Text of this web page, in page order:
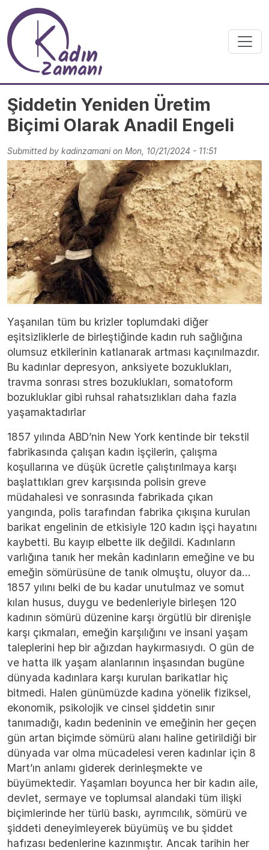
Skip to main content
Şiddetin Yeniden Üretim
Biçimi Olarak Anadil Engeli
Submitted by kadinzamani on Mon, 10/21/2024 - 11:51
Yaşanılan tüm bu krizler toplumdaki diğer
eşitsizliklerle de birleştiğinde kadın ruh sağlığına
olumsuz etkilerinin katlanarak artması kaçınılmazdır.
Bu kadınlar depresyon, anksiyete bozuklukları,
travma sonrası stres bozuklukları, somatoform
bozukluklar gibi ruhsal rahatsızlıkları daha fazla
yaşamaktadırlar
1857 yılında ABD’nin New York kentinde bir tekstil
fabrikasında çalışan kadın işçilerin, çalışma
koşullarına ve düşük ücretle çalıştırılmaya karşı
başlattıkları grev karşısında polisin greve
müdahalesi ve sonrasında fabrikada çıkan
yangında, polis tarafından fabrika çıkışına kurulan
barikat engelinin de etkisiyle 120 kadın işçi hayatını
kaybetti. Bu kayıp elbette ilk değildi. Kadınların
varlığına tanık her mekân kadınların emeğine ve bu
emeğin sömürüsüne de tanık olmuştu, oluyor da…
1857 yılını belki de bu kadar unutulmaz ve somut
kılan husus, duygu ve bedenleriyle birleşen 120
kadının sömürü düzenine karşı örgütlü bir direnişle
karşı çıkmaları, emeğin karşılığını ve insani yaşam
taleplerini hep bir ağızdan haykırmasıydı. O gün de
ve hatta ilk yaşam alanlarının inşasından bugüne
dünyada kadınlara karşı kurulan barikatlar hiç
bitmedi. Halen günümüzde kadına yönelik fiziksel,
ekonomik, psikolojik ve cinsel şiddetin sınır
tanımadığı, kadın bedeninin ve emeğinin her geçen
gün artan biçimde sömürü alanı haline getirildiği bir
dünyada var olma mücadelesi veren kadınlar için 8
Mart’ın anlamı giderek derinleşmekte ve
büyümektedir. Yaşamları boyunca her bir kadın aile,
devlet, sermaye ve toplumsal alandaki tüm ilişki
biçimlerinde her türlü baskı, ayrımcılık, sömürü ve
şiddeti deneyimleyerek büyümüş ve bu şiddet
hafızası bedenlerine kazınmıştır. Ancak tarihin her